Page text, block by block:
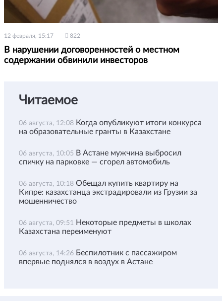
12 февраля, 15:17 822
В нарушении договоренностей о местном
содержании обвинили инвесторов
Читаемое
06 августа, 12:08 Когда опубликуют итоги конкурса
на образовательные гранты в Казахстане
06 августа, 10:05 В Астане мужчина выбросил
спичку на парковке — сгорел автомобиль
06 августа, 10:18 Обещал купить квартиру на
Кипре: казахстанца экстрадировали из Грузии за
мошенничество
06 августа, 09:51 Некоторые предметы в школах
Казахстана переименуют
06 августа, 14:26 Беспилотник с пассажиром
впервые поднялся в воздух в Астане